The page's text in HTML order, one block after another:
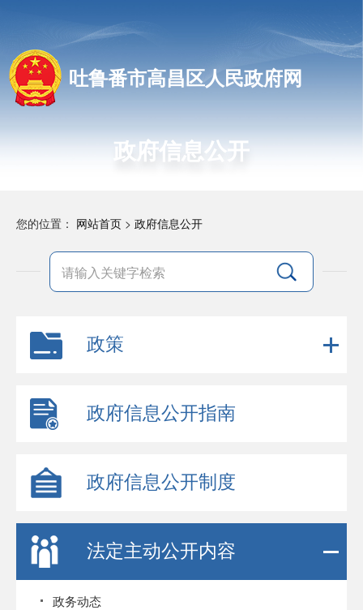
吐鲁番市高昌区人民政府网
政府信息公开
您的位置： 网站首页 > 政府信息公开
政策
政府信息公开指南
政府信息公开制度
法定主动公开内容
政务动态